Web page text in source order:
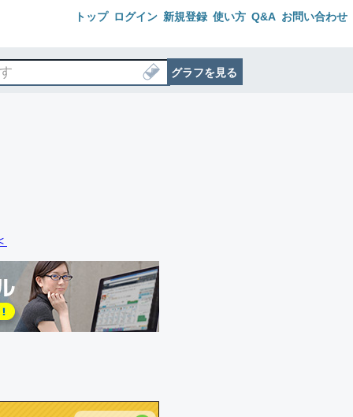
トップ ログイン 新規登録 使い方 Q&A お問い合わせ
グラフを見る